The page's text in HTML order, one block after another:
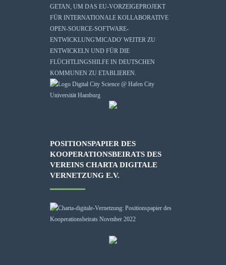
GETAN, UM DAS EU-VORZEIGEPROJEKT
FÜR INTERNATIONALE KOLLABORATIVE
OPEN-SOURCE-SOFTWARE-
ENTWICKLUNG'MICADO' WEITER ZU
ENTWICKELN UND FÜR DIE
FLÜCHTLINGSHILFE IN DEUTSCHEN
KOMMUNEN ZU ETABLIEREN.
POSITIONSPAPIER DES
KOOPERATIONSBEIRATS DES
VEREINS CHARTA DIGITALE
VERNETZUNG E.V.